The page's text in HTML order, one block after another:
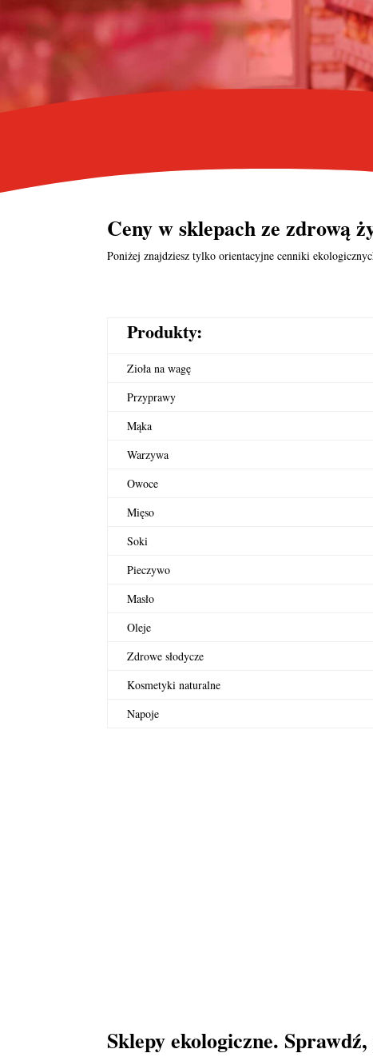
Ceny wsklepach ze zdrową
Poniżej znajdziesz tylko orientacyjne cenniki
Produkty:
Zioła na wagę
Przyprawy
Mąka
Warzywa
Owoce
Mięso
Soki
Pieczywo
Masło
Oleje
Zdrowe słodycze
Kosmetyki naturalne
Napoje
Sklepy ekologiczne.